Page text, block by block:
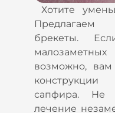
Хотите
брекеты.
возможно, вам
сапфира. Не
лечение